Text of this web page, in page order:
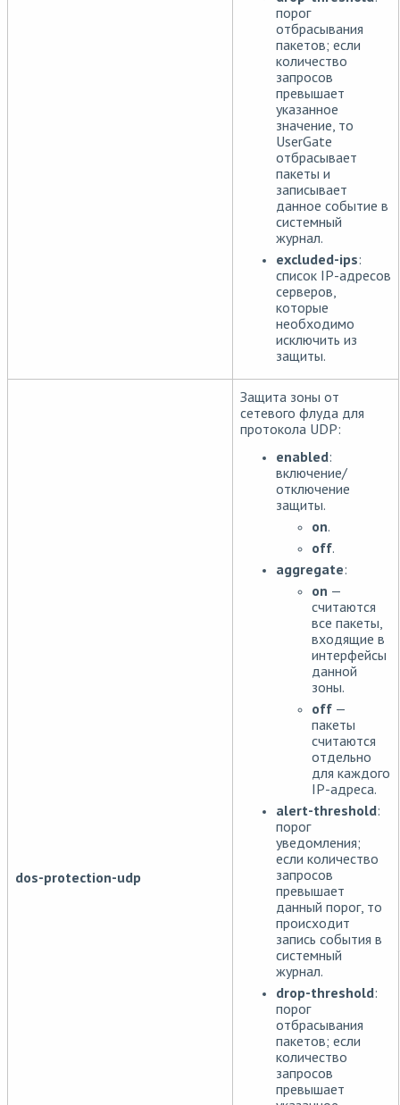
порог
отбрасывания
пакетов; если
количество
запросов
превышает
указанное
значение, то
UserGate
отбрасывает
пакеты и
записывает
данное событие в
системный
журнал.
excluded-ips:
список IP-адресов
серверов,
которые
необходимо
исключить из
защиты.
dos-protection-udp
Защита зоны от
сетевого флуда для
протокола UDP:
enabled:
включение/
отключение
защиты.
on.
off.
aggregate:
on —
считаются
все пакеты,
входящие в
интерфейсы
данной
зоны.
off —
пакеты
считаются
отдельно
для каждого
IP-адреса.
alert-threshold:
порог
уведомления;
если количество
запросов
превышает
данный порог, то
происходит
запись события в
системный
журнал.
drop-threshold:
порог
отбрасывания
пакетов; если
количество
запросов
превышает